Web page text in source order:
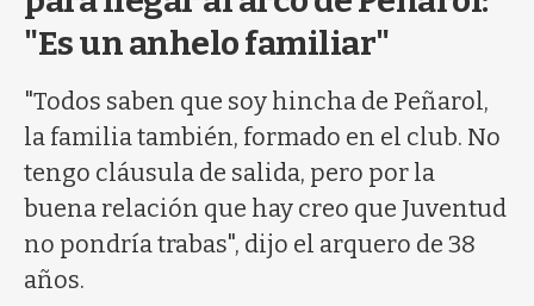
"Es un anhelo familiar"
"Todos saben que soy hincha de Peñarol,
la familia también, formado en el club. No
tengo cláusula de salida, pero por la
buena relación que hay creo que Juventud
no pondría trabas", dijo el arquero de 38
años.